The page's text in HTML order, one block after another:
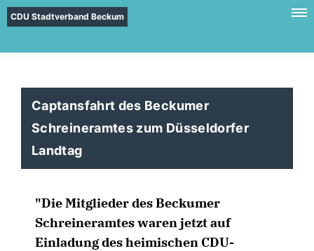
CDU Stadtverband Beckum
Captansfahrt des Beckumer
Schreineramtes zum Düsseldorfer
Landtag
"Die Mitglieder des Beckumer
Schreineramtes waren jetzt auf
Einladung des heimischen CDU-